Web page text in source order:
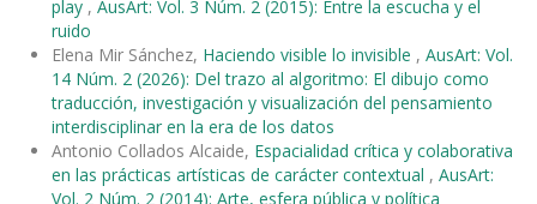
play , AusArt: Vol. 3 Núm. 2 (2015): Entre la escucha y el
ruido
Elena Mir Sánchez, Haciendo visible lo invisible , AusArt: Vol.
14 Núm. 2 (2026): Del trazo al algoritmo: El dibujo como
traducción, investigación y visualización del pensamiento
interdisciplinar en la era de los datos
Antonio Collados Alcaide, Espacialidad crítica y colaborativa
en las prácticas artísticas de carácter contextual , AusArt:
Vol. 2 Núm. 2 (2014): Arte, esfera pública y política